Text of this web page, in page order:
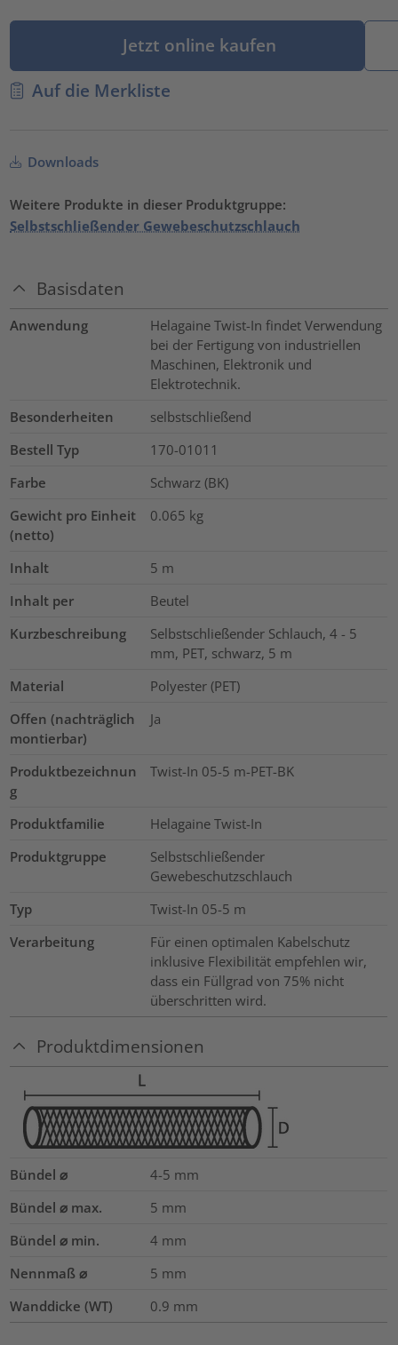
Jetzt online kaufen
Auf die Merkliste
Downloads
Weitere Produkte in dieser Produktgruppe:
Selbstschließender Gewebeschutzschlauch
Basisdaten
Anwendung
Helagaine Twist-In findet Verwendung
bei der Fertigung von industriellen
Maschinen, Elektronik und
Elektrotechnik.
Besonderheiten
selbstschließend
Bestell Typ
170-01011
Farbe
Schwarz (BK)
Gewicht pro Einheit
(netto)
0.065 kg
Inhalt 5 m
Inhalt per
Beutel
Kurzbeschreibung
Selbstschließender Schlauch, 4 - 5
mm, PET, schwarz, 5 m
Material
Polyester (PET)
Offen (nachträglich
montierbar)
Ja
Produktbezeichnun
g
Twist-In 05-5 m-PET-BK
Produktfamilie
Helagaine Twist-In
Produktgruppe
Selbstschließender
Gewebeschutzschlauch
Typ
Twist-In 05-5 m
Verarbeitung
Für einen optimalen Kabelschutz
inklusive Flexibilität empfehlen wir,
dass ein Füllgrad von 75% nicht
überschritten wird.
Produktdimensionen
Bündel ⌀ 4-5 mm
Bündel ⌀ max.
5 mm
Bündel ⌀ min.
4 mm
Nennmaß ⌀
5 mm
Wanddicke (WT)
0.9 mm